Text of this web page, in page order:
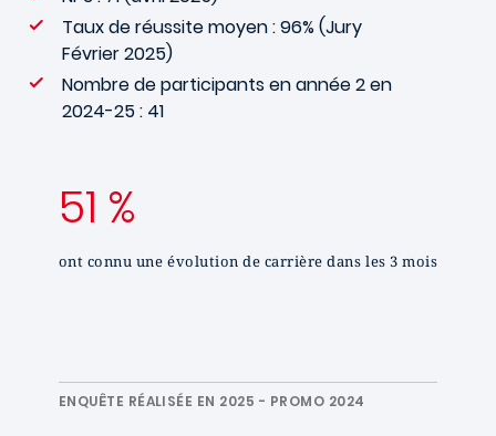
Taux de réussite moyen : 96% (Jury
Février 2025)
Nombre de participants en année 2 en
2024-25 : 41
51 %
ont connu une évolution de carrière dans les 3 mois
ENQUÊTE RÉALISÉE EN 2025 - PROMO 2024